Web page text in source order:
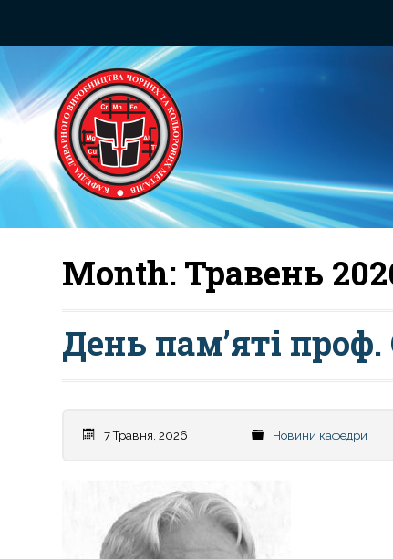
Month: Травень
День пам’яті
7 Травня, 2026 Новини кафедри